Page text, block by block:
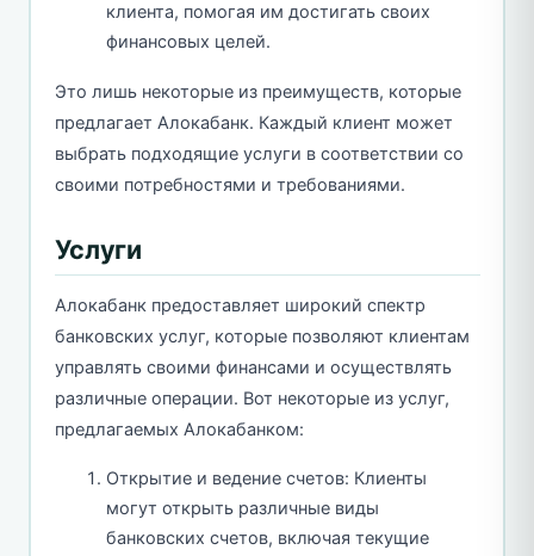
клиента, помогая им достигать своих
финансовых целей.
Это лишь некоторые из преимуществ, которые
предлагает Алокабанк. Каждый клиент может
выбрать подходящие услуги в соответствии со
своими потребностями и требованиями.
Услуги
Алокабанк предоставляет широкий спектр
банковских услуг, которые позволяют клиентам
управлять своими финансами и осуществлять
различные операции. Вот некоторые из услуг,
предлагаемых Алокабанком:
Открытие и ведение счетов: Клиенты
могут открыть различные виды
банковских счетов, включая текущие